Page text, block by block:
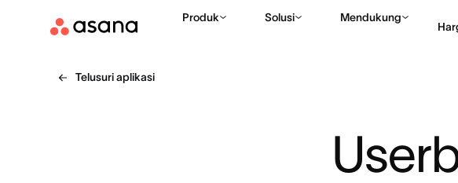
Produk Solusi Mendukung
Telusuri aplikasi